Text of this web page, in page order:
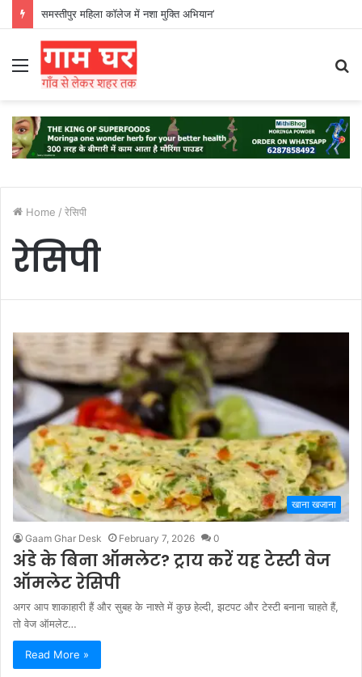
समस्तीपुर महिला कॉलेज में नशा मुक्ति अभियान’
Menu
Home / रेसिपी
रेसिपी
खाना खजाना
Gaam Ghar Desk February 7, 2026 0
अंडे के बिना ऑमलेट? ट्राय करें यह टेस्टी वेज
ऑमलेट रेसिपी
अगर आप शाकाहारी हैं और सुबह के नाश्ते में कुछ हेल्दी, झटपट और टेस्टी बनाना चाहते हैं,
तो वेज ऑमलेट…
Read More »